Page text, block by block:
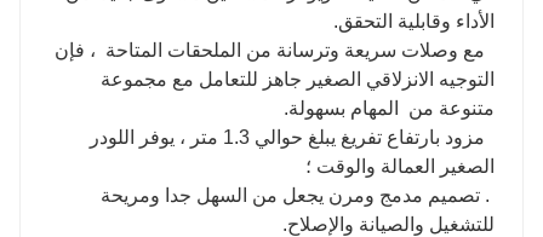
الأداء وقابلية التحقق.
مع وصلات سريعة وترسانة من الملحقات المتاحة ، فإن
التوجيه الانزلاقي الصغير جاهز للتعامل مع مجموعة
متنوعة من المهام بسهولة.
مزود بارتفاع تفريغ يبلغ حوالي 1.3 متر ، يوفر اللودر
الصغير العمالة والوقت ؛
. تصميم مدمج ومرن يجعل من السهل جدا ومريحة
للتشغيل والصيانة والإصلاح.